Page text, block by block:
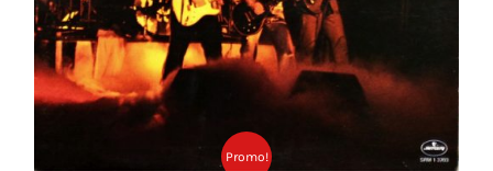
Promo!